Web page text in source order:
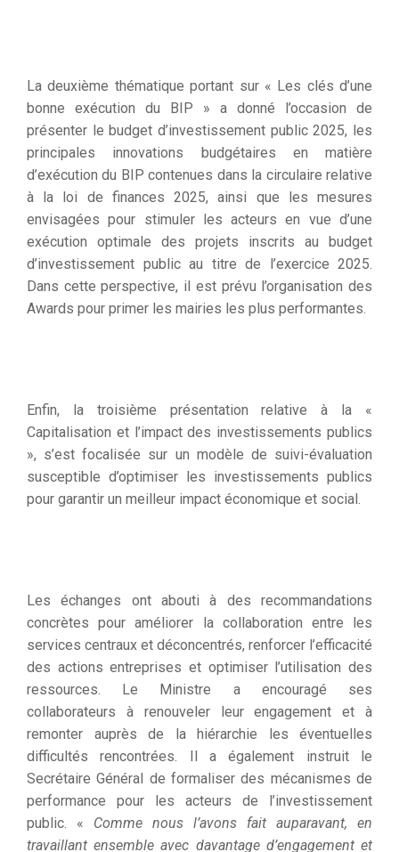
La deuxième thématique portant sur « Les clés d’une
bonne exécution du BIP » a donné l’occasion de
présenter le budget d’investissement public 2025, les
principales innovations budgétaires en matière
d’exécution du BIP contenues dans la circulaire relative
à la loi de finances 2025, ainsi que les mesures
envisagées pour stimuler les acteurs en vue d’une
exécution optimale des projets inscrits au budget
d’investissement public au titre de l’exercice 2025.
Dans cette perspective, il est prévu l’organisation des
Awards pour primer les mairies les plus performantes.
Enfin, la troisième présentation relative à la «
Capitalisation et l’impact des investissements publics
», s’est focalisée sur un modèle de suivi-évaluation
susceptible d’optimiser les investissements publics
pour garantir un meilleur impact économique et social.
Les échanges ont abouti à des recommandations
concrètes pour améliorer la collaboration entre les
services centraux et déconcentrés, renforcer l’efficacité
des actions entreprises et optimiser l’utilisation des
ressources. Le Ministre a encouragé ses
collaborateurs à renouveler leur engagement et à
remonter auprès de la hiérarchie les éventuelles
difficultés rencontrées. Il a également instruit le
Secrétaire Général de formaliser des mécanismes de
performance pour les acteurs de l’investissement
public. « Comme nous l’avons fait auparavant, en
travaillant ensemble avec davantage d’engagement et